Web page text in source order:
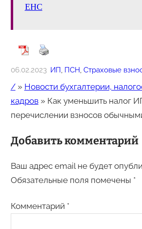
ЕНС
06.02.2023 ИП, ПСН, Страховые
/» Новости бухгалтерии,
кадров» Как уменьшить налог
перечислении взносов
Добавить комментарий
Ваш адрес email не будет
Обязательные поля помечены *
Комментарий *